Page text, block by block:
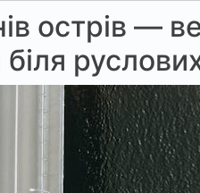
острів —